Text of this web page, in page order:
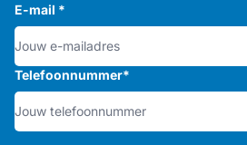
E-mail *
Telefoonnummer*